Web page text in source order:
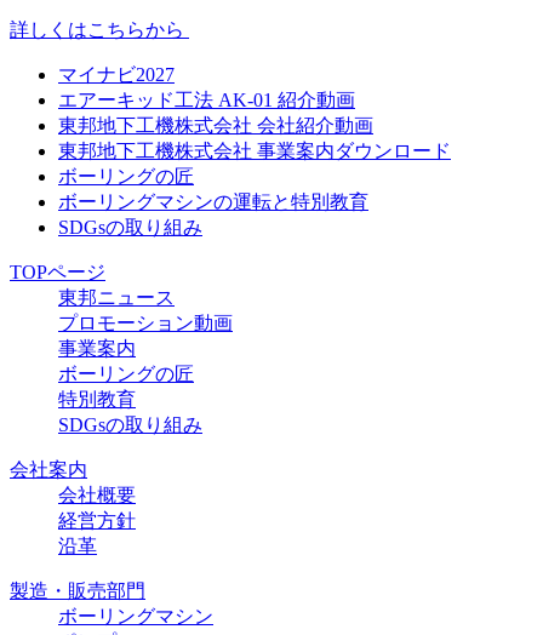
詳しくはこちらから
マイナビ2027
エアーキッド工法 AK-01 紹介動画
東邦地下工機株式会社 会社紹介動画
東邦地下工機株式会社 事業案内ダウンロード
ボーリングの匠
ボーリングマシンの運転と特別教育
SDGsの取り組み
TOPページ
東邦ニュース
プロモーション動画
事業案内
ボーリングの匠
特別教育
SDGsの取り組み
会社案内
会社概要
経営方針
沿革
製造・販売部門
ボーリングマシン